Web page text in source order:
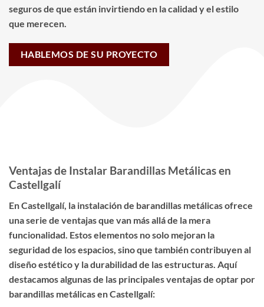
seguros de que están invirtiendo en la calidad y el estilo
que merecen.
HABLEMOS DE SU PROYECTO
Ventajas de Instalar Barandillas Metálicas en
Castellgalí
En Castellgalí, la instalación de barandillas metálicas ofrece
una serie de ventajas que van más allá de la mera
funcionalidad. Estos elementos no solo mejoran la
seguridad de los espacios, sino que también contribuyen al
diseño estético y la durabilidad de las estructuras. Aquí
destacamos algunas de las principales ventajas de optar por
barandillas metálicas en Castellgalí: